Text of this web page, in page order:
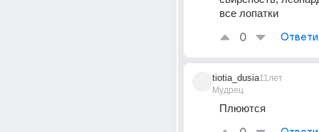
все лопатки
0
tiotia_dusia
Мудрец
11лет
Плюются